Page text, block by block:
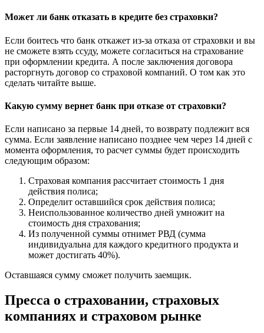
Может ли банк отказать в кредите без страховки?
Если боитесь что банк откажет из-за отказа от страховки и вы
не сможете взять ссуду, можете согласиться на страхование
при оформлении кредита. А после заключения договора
расторгнуть договор со страховой компаний. О том как это
сделать читайте выше.
Какую сумму вернет банк при отказе от страховки?
Если написано за первые 14 дней, то возврату подлежит вся
сумма. Если заявление написано позднее чем через 14 дней с
момента оформления, то расчет суммы будет происходить
следующим образом:
Страховая компания рассчитает стоимость 1 дня
действия полиса;
Определит оставшийся срок действия полиса;
Неиспользованное количество дней умножит на
стоимость дня страхования;
Из полученной суммы отнимет РВД (сумма
индивидуальна для каждого кредитного продукта и
может достигать 40%).
Оставшаяся сумму сможет получить заемщик.
Пресса о страховании, страховых
компаниях и страховом рынке